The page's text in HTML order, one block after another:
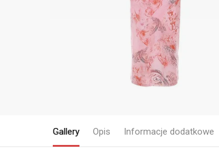
Gallery Opis Informacje dodatkowe